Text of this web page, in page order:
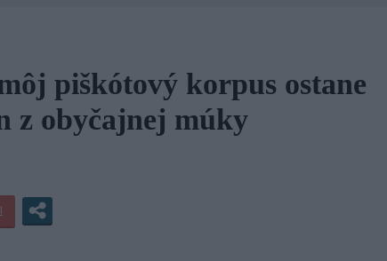
piškótový korpus ostane
z obyčajnej múky